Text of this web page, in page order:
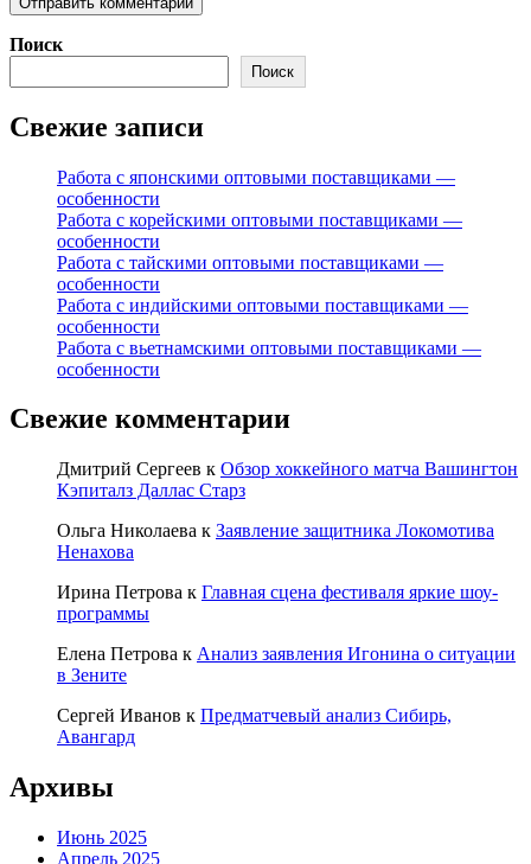
Поиск
Поиск
Свежие записи
Работа с японскими оптовыми поставщиками —
особенности
Работа с корейскими оптовыми поставщиками —
особенности
Работа с тайскими оптовыми поставщиками —
особенности
Работа с индийскими оптовыми поставщиками —
особенности
Работа с вьетнамскими оптовыми поставщиками —
особенности
Свежие комментарии
Дмитрий Сергеев к Обзор хоккейного матча Вашингтон
Кэпиталз Даллас Старз
Ольга Николаева к Заявление защитника Локомотива
Ненахова
Ирина Петрова к Главная сцена фестиваля яркие шоу-
программы
Елена Петрова к Анализ заявления Игонина о ситуации
в Зените
Сергей Иванов к Предматчевый анализ Сибирь,
Авангард
Архивы
Июнь 2025
Апрель 2025